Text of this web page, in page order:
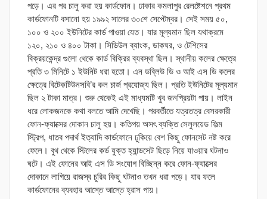
পড়ে। এর পর চালু করা হয় কার্ডফোন। ঢাকার কমলাপুর রেলষ্টেশনে প্রথম
কার্ডফোনটি বসানো হয় ১৯৯২ সালের ৩০শে সেপ্টেম্বর। সেই সময় ৫০,
১০০ ও ২০০ ইউনিটের কার্ড পাওয়া যেত। যার মূল্যমান ছিল যথাক্রমে
১২০, ২১০ ও ৪০০ টাকা। সিডিউল ব্যাংক, ডাকঘর, ও টেশিসের
বিক্রয়কেন্দ্র গুলো থেকে কার্ড বিক্রির ব্যবস্থা ছিল। স্থানীয় কলের ক্ষেত্রে
প্রতি ৩ মিনিটে ১ ইউনিট ধরা হতো। এন ডব্লিউ ডি ও আই এস ডি কলের
ক্ষেত্রে বিটেকটিউনসবি’র কল চার্জ প্রযোজ্য ছিল। প্রতি ইউনিটের মূল্যমান
ছিল ২ টাকা মাত্র। শুরু থেকেই এই মাধ্যমটি খুব জনপ্রিয়টা পায়। লাইন
ধরে লোকজনকে কথা বলতে আমি দেখেছি। পরবর্তীতে যত্রতত্র বেসরকারী
ফোন-ফ্যাক্সের দোকান চালু হয়। কতিপয় অসৎ ব্যক্তি সেলুলয়েড ফিল্ম
স্ট্রিপ, ধাতব পদার্থ ইত্যাদি কার্ডফোনে ঢুকিয়ে বেশ কিছু ফোনসেট নষ্ট করে
ফেলে। বুথ থেকে স্টিলের কর্ড যুক্ত হ্যান্ডসেট ছিড়ে নিয়ে যাওয়ার ঘটনাও
ঘটে। এই ফোনের আই এস ডি সংযোগ বিচ্ছিন্ন করে ফোন-ফ্যাক্সের
দোকানে লাগিয়ে রাজস্ব চুরির কিছু ঘটনাও তখন ধরা পড়ে। যার ফলে
কার্ডফোনের ব্যবহার আস্তে আস্তে হ্রাস পায়।